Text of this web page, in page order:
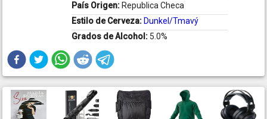
País Origen: Republica Checa
Estilo de Cerveza: Dunkel/Tmavý
Grados de Alcohol: 5.0%